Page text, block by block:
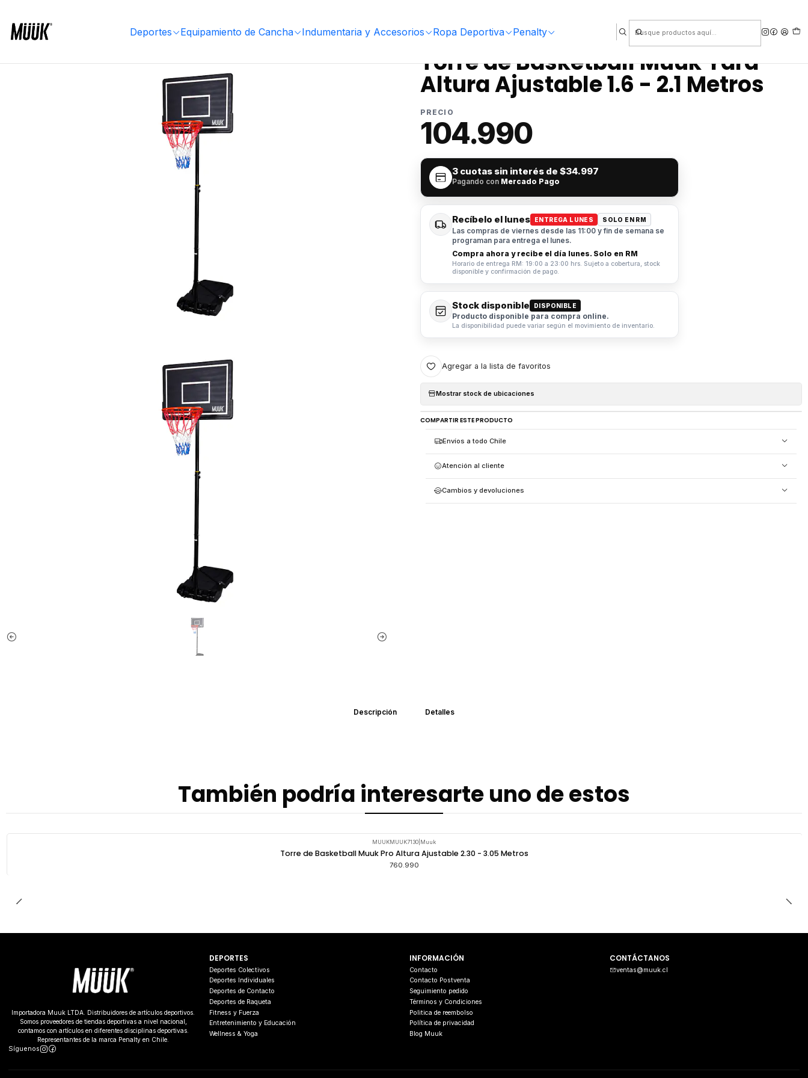
Deportes Equipamiento de Cancha Indumentaria y Accesorios Ropa Deportiva Penalty
Torre de Basketball Muuk Yard
Altura Ajustable 1.6 - 2.1 Metros
PRECIO
104.990
3 cuotas sin interés de $34.997
Pagando con Mercado Pago
Recíbelo el lunes ENTREGA LUNES SOLO EN RM
Las compras de viernes desde las 11:00 y fin de semana se
programan para entrega el lunes.
Compra ahora y recibe el día lunes. Solo en RM
Horario de entrega RM: 19:00 a 23:00 hrs. Sujeto a cobertura, stock
disponible y confirmación de pago.
Stock disponible DISPONIBLE
Producto disponible para compra online.
La disponibilidad puede variar según el movimiento de inventario.
Agregar a la lista de favoritos
Mostrar stock de ubicaciones
COMPARTIR ESTE PRODUCTO
Envíos a todo Chile
Atención al cliente
Cambios y devoluciones
Descripción Detalles
También podría interesarte uno de estos
MUUKMUUK7130 Muuk
Torre de Basketball Muuk Pro Altura Ajustable 2.30 - 3.05 Metros
760.990
Importadora Muuk LTDA. Distribuidores de artículos deportivos.
Somos proveedores de tiendas deportivas a nivel nacional,
contamos con artículos en diferentes disciplinas deportivas.
Representantes de la marca Penalty en Chile.
Síguenos
DEPORTES
Deportes Colectivos
Deportes Individuales
Deportes de Contacto
Deportes de Raqueta
Fitness y Fuerza
Entretenimiento y Educación
Wellness & Yoga
INFORMACIÓN
Contacto
Contacto Postventa
Seguimiento pedido
Términos y Condiciones
Politica de reembolso
Política de privacidad
Blog Muuk
CONTÁCTANOS
ventas@muuk.cl